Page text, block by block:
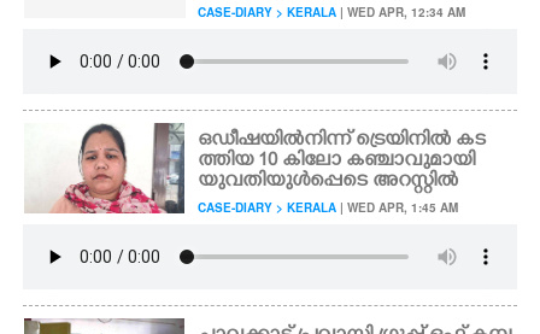
CASE-DIARY > KERALA | WED APR, 12:34 AM
ഒഡീഷയിൽനിന്ന് ട്രെയിനിൽ കട
ത്തിയ 10 കിലോ കഞ്ചാവുമായി
യുവതിയുൾപ്പെടെ അറസ്റ്റിൽ
CASE-DIARY > KERALA | WED APR, 1:45 AM